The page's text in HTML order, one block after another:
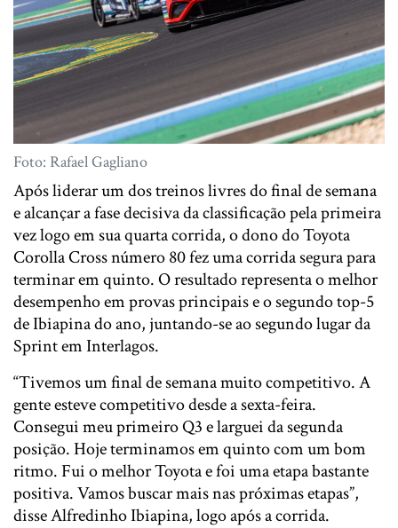
Foto: Rafael Gagliano
Após liderar um dos treinos livres do final de semana
e alcançar a fase decisiva da classificação pela primeira
vez logo em sua quarta corrida, o dono do Toyota
Corolla Cross número 80 fez uma corrida segura para
terminar em quinto. O resultado representa o melhor
desempenho em provas principais e o segundo top-5
de Ibiapina do ano, juntando-se ao segundo lugar da
Sprint em Interlagos.
“Tivemos um final de semana muito competitivo. A
gente esteve competitivo desde a sexta-feira.
Consegui meu primeiro Q3 e larguei da segunda
posição. Hoje terminamos em quinto com um bom
ritmo. Fui o melhor Toyota e foi uma etapa bastante
positiva. Vamos buscar mais nas próximas etapas”,
disse Alfredinho Ibiapina, logo após a corrida.